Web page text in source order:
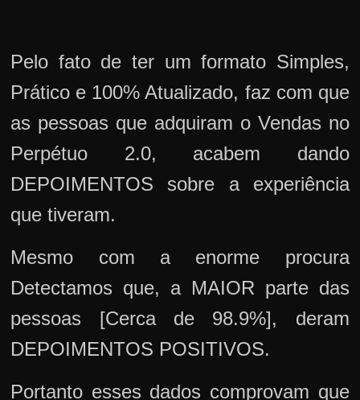
Pelo fato de ter um formato Simples,
Prático e 100% Atualizado, faz com que
as pessoas que adquiram o Vendas no
Perpétuo 2.0, acabem dando
DEPOIMENTOS sobre a experiência
que tiveram.
Mesmo com a enorme procura
Detectamos que, a MAIOR parte das
pessoas [Cerca de 98.9%], deram
DEPOIMENTOS POSITIVOS.
Portanto esses dados comprovam que